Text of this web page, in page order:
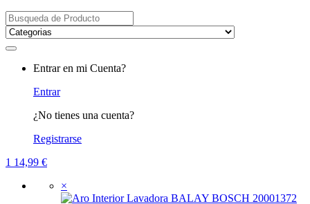
Buscar:
Entrar en mi Cuenta?
Entrar
¿No tienes una cuenta?
Registrarse
1 14,99 €
×